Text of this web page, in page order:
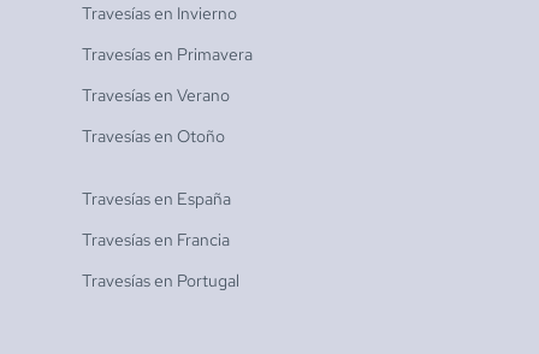
Travesías en Invierno
Travesías en Primavera
Travesías en Verano
Travesías en Otoño
Travesías en España
Travesías en Francia
Travesías en Portugal